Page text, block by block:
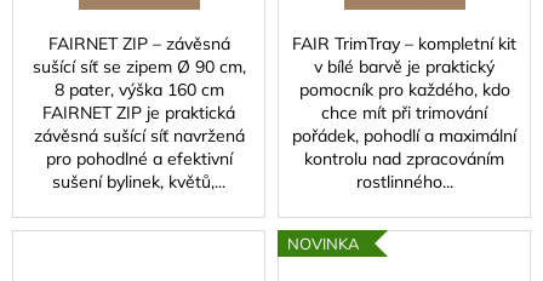
FAIRNET ZIP – závěsná
sušící síť se zipem Ø 90 cm,
8 pater, výška 160 cm
FAIRNET ZIP je praktická
závěsná sušící síť navržená
pro pohodlné a efektivní
sušení bylinek, květů,...
FAIR TrimTray – kompletní kit
v bílé barvě je praktický
pomocník pro každého, kdo
chce mít při trimování
pořádek, pohodlí a maximální
kontrolu nad zpracováním
rostlinného...
NOVINKA